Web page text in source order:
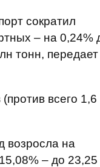
сократил
– на 0,24%
тонн, передает
всего 1,6
возросла на
– до 23,25